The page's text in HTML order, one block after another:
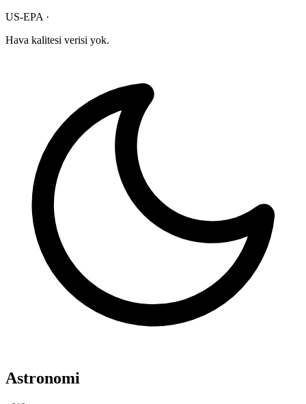
US-EPA ·
Hava kalitesi verisi yok.
Astronomi